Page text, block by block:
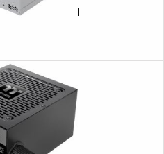
Seasonic Core GX-750-V2-White ATX 3.1